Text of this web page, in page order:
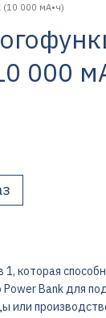
(10 000 мА•ч)
000
которая
Bank для
или